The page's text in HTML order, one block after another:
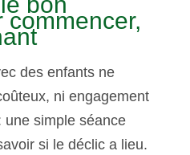
commencer,
des enfants ne
ni engagement
une simple séance
si le déclic a lieu.